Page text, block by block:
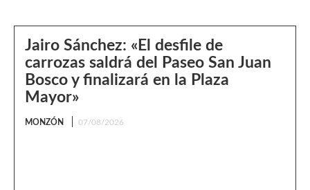
Jairo Sánchez: «El desfile de
carrozas saldrá del Paseo San Juan
Bosco y finalizará en la Plaza
Mayor»
MONZÓN 07/08/2026